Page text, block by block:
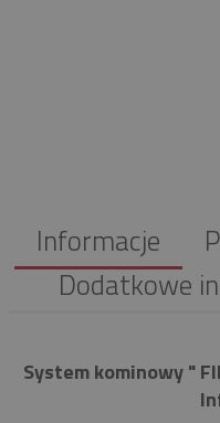
Informacje
Dodatkowe
System kominowy "